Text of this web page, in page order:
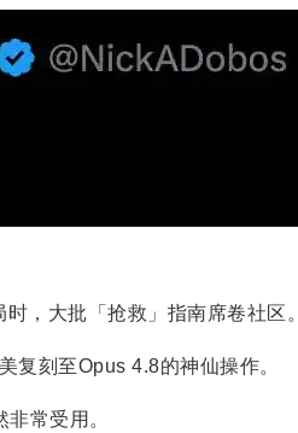
，大批「抢救」指南席卷社区。
复刻至Opus 4.8的神仙操作。
常受用。